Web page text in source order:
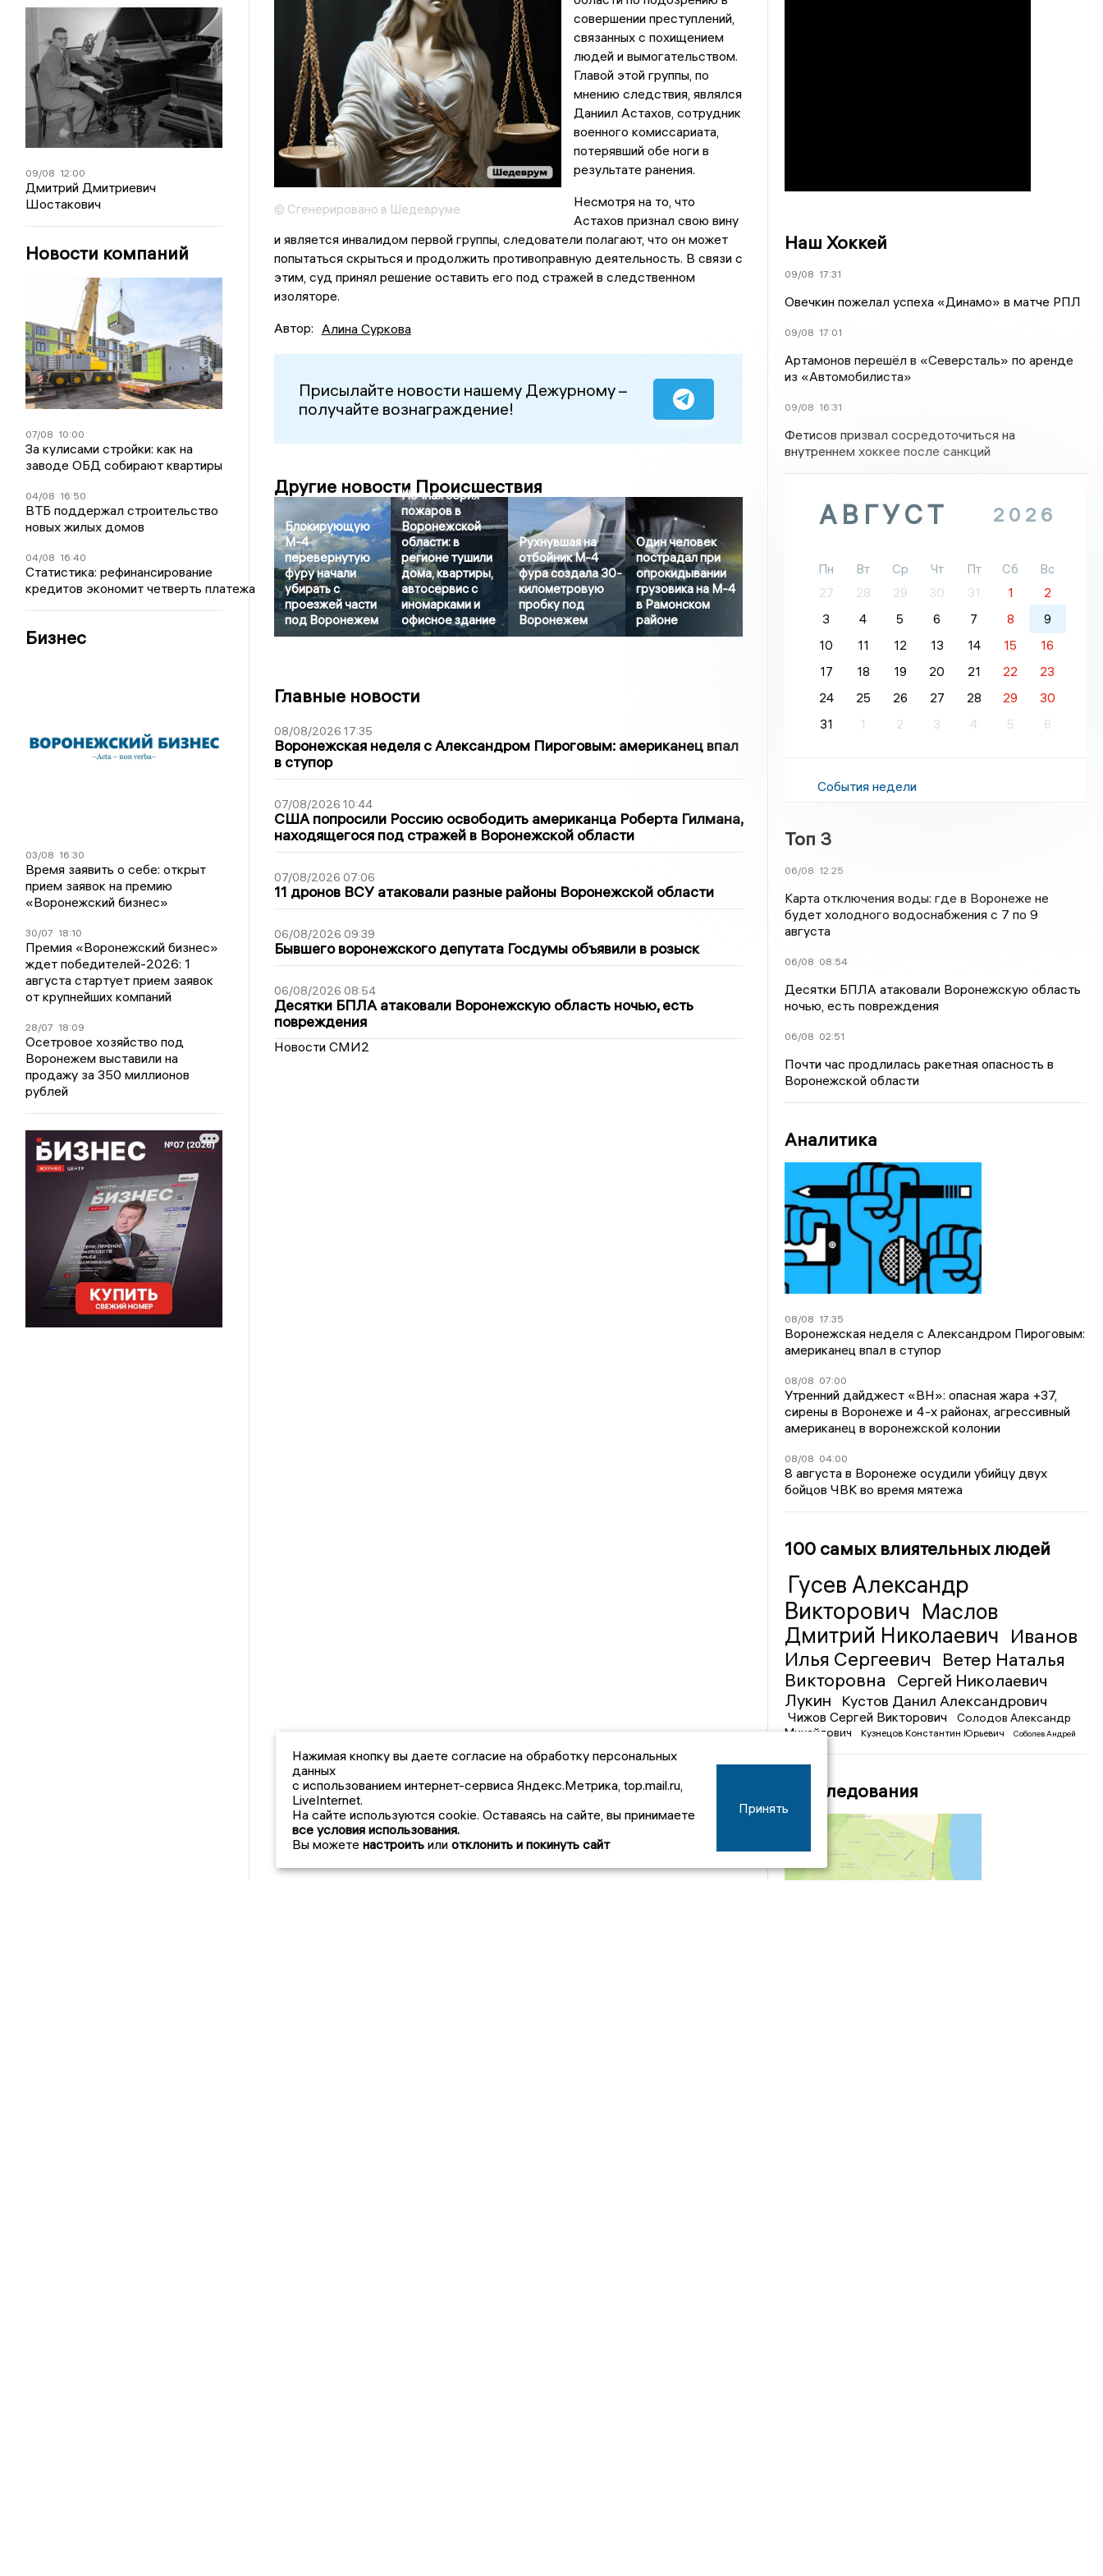
09/08 12:00
Дмитрий Дмитриевич
Шостакович
Новости компаний
07/08 10:00
За кулисами стройки: как на
заводе ОБД собирают квартиры
04/08 16:50
ВТБ поддержал строительство
новых жилых домов
04/08 16:40
Статистика: рефинансирование
кредитов экономит четверть платежа
Бизнес
03/08 16:30
Время заявить о себе: открыт
прием заявок на премию
«Воронежский бизнес»
30/07 18:10
Премия «Воронежский бизнес»
ждет победителей-2026: 1
августа стартует прием заявок
от крупнейших компаний
28/07 18:09
Осетровое хозяйство под
Воронежем выставили на
продажу за 350 миллионов
рублей
© Сгенерировано в Шедевруме
совершении преступлений,
связанных с похищением
людей и вымогательством.
Главой этой группы, по
мнению следствия, являлся
Даниил Астахов, сотрудник
военного комиссариата,
потерявший обе ноги в
результате ранения.
Несмотря на то, что
Астахов признал свою вину
и является инвалидом первой группы, следователи полагают, что он может
попытаться скрыться и продолжить противоправную деятельность. В связи с
этим, суд принял решение оставить его под стражей в следственном
изоляторе.
Автор: Алина Суркова
Присылайте новости нашему Дежурному –
получайте вознаграждение!
Другие новости Происшествия
Блокирующую
М-4
перевернутую
фуру начали
убирать с
проезжей части
под Воронежем
Ночная серия
пожаров в
Воронежской
области: в
регионе тушили
дома, квартиры,
автосервис с
иномарками и
офисное здание
Рухнувшая на
отбойник М-4
фура создала 30-
километровую
пробку под
Воронежем
Один человек
пострадал при
опрокидывании
грузовика на М-4
в Рамонском
районе
Главные новости
08/08/2026 17:35
Воронежская неделя с Александром Пироговым: американец впал
в ступор
07/08/2026 10:44
США попросили Россию освободить американца Роберта Гилмана,
находящегося под стражей в Воронежской области
07/08/2026 07:06
11 дронов ВСУ атаковали разные районы Воронежской области
06/08/2026 09:39
Бывшего воронежского депутата Госдумы объявили в розыск
06/08/2026 08:54
Десятки БПЛА атаковали Воронежскую область ночью, есть
повреждения
Новости СМИ2
Наш Хоккей
09/08 17:31
Овечкин пожелал успеха «Динамо» в матче РПЛ
09/08 17:01
Артамонов перешёл в «Северсталь» по аренде
из «Автомобилиста»
09/08 16:31
Фетисов призвал сосредоточиться на
внутреннем хоккее после санкций
АВГУСТ 2026
Пн Вт Ср Чт Пт Сб
Вс
27
28 29 30 31 1
2
3
4 5 6 7 8
9
10
11 12 13 14 15
16
17
18 19 20 21 22
23
24
25 26 27 28 29
30
31
1 2 3 4 5 6
События недели
Топ 3
06/08 12:25
Карта отключения воды: где в Воронеже не
будет холодного водоснабжения с 7 по 9
августа
06/08 08:54
Десятки БПЛА атаковали Воронежскую область
ночью, есть повреждения
06/08 02:51
Почти час продлилась ракетная опасность в
Воронежской области
Аналитика
08/08 17:35
Воронежская неделя с Александром Пироговым:
американец впал в ступор
08/08 07:00
Утренний дайджест «ВН»: опасная жара +37,
сирены в Воронеже и 4-х районах, агрессивный
американец в воронежской колонии
08/08 04:00
8 августа в Воронеже осудили убийцу двух
бойцов ЧВК во время мятежа
100 самых влиятельных людей
Гусев Александр
Викторович Маслов
Дмитрий Николаевич Иванов
Илья Сергеевич
Ветер Наталья
Викторовна
Сергей Николаевич
Лукин
Кустов Данил Александрович
Чижов Сергей Викторович
Солодов Александр
Михайлович
Кузнецов Константин Юрьевич
Соболев Андрей
Расследования
Нажимая кнопку вы даете согласие на обработку персональных
данных
с использованием интернет-сервиса Яндекс.Метрика, top.mail.ru,
LiveInternet.
На сайте используются cookie. Оставаясь на сайте, вы принимаете
все условия использования.
Вы можете настроить или отклонить и покинуть сайт
Принять